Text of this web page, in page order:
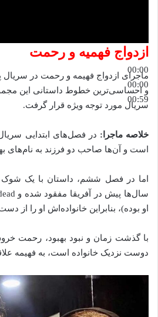
00:00
00:00
00:59
ازدواج فهمیه و رحمت
ماجرای ازدواج فهیمه و رحمت در سریال
و احساسی‌ترین خطوط داستانی این
سریال مورد توجه ویژه قرار گرفت.
خلاصه ماجرا: در فصل‌های ابتدایی
است و آن‌ها صاحب دو فرزند به نام‌های
اما در فصل ششم، داستان با یک شوک
او بوده)، بنابراین خانواده‌اش او را از
با گذشت زمان و نبود بهبود، رحمت
دوست نزدیک خانواده است، به فهیمه